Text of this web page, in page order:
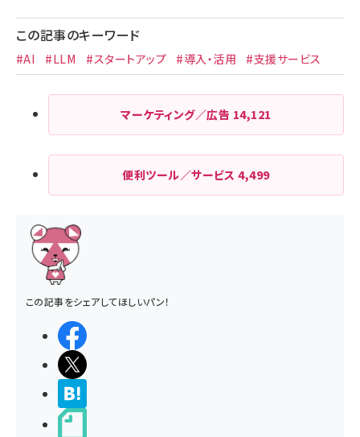
この記事のキーワード
#AI #LLM #スタートアップ #導入・活用 #支援サービス
マーケティング／広告 14,121
便利ツール／サービス4,499
この記事をシェアしてほしいパン！